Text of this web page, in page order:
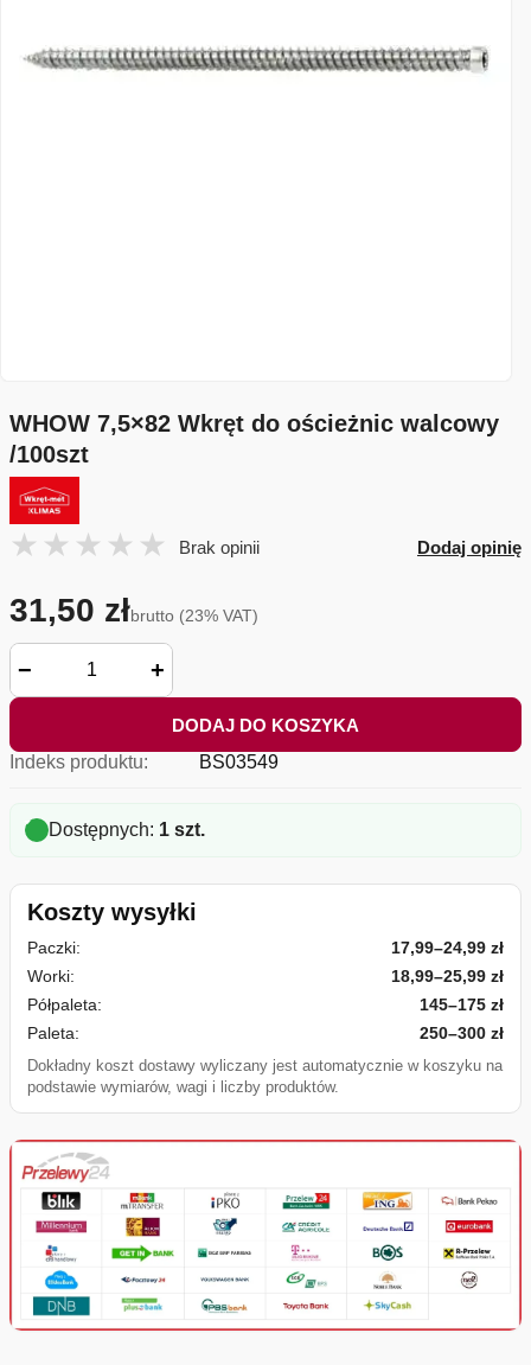
WHOW 7,5×82 Wkręt do ościeżnic walcowy
/100szt
Brak opinii Dodaj opinię
31,50 złbrutto (23% VAT)
− +
DODAJ DO KOSZYKA
Indeks produktu:
BS03549
Dostępnych: 1 szt.
Koszty wysyłki
Paczki:
17,99–24,99 zł
Worki:
18,99–25,99 zł
Półpaleta:
145–175 zł
Paleta:
250–300 zł
Dokładny koszt dostawy wyliczany jest automatycznie w koszyku na
podstawie wymiarów, wagi i liczby produktów.